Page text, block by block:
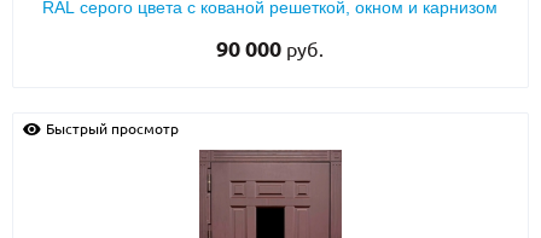
RAL серого цвета с кованой решеткой, окном и карнизом
90 000 руб.
Быстрый просмотр